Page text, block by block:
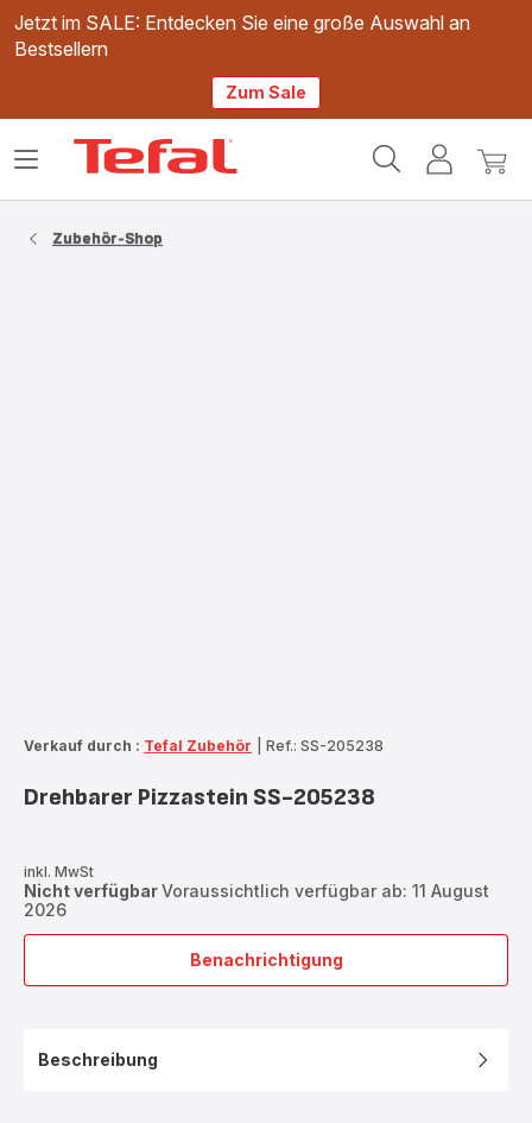
Jetzt im SALE: Entdecken Sie eine große Auswahl an
Bestsellern
Zum Sale
Mein
Mein
Das
Zubehör-Shop
Verkauf durch : Tefal Zubehör Ref.: SS-205238
Drehbarer Pizzastein SS-205238
inkl. MwSt
Nicht verfügbarVoraussichtlich verfügbar ab: 11 August
2026
Benachrichtigung
Drehbarer
Pizzastein
Beschreibung